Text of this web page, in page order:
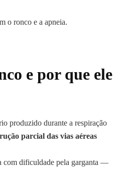
o ronco e a apneia.
e por que ele
produzido durante a respiração
parcial das vias aéreas
com dificuldade pela garganta —